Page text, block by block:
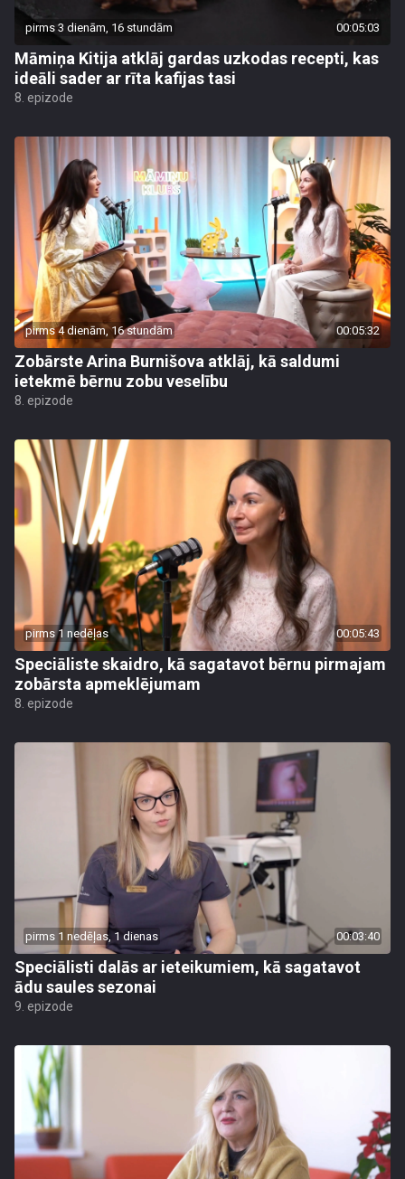
pirms 3 dienām, 16 stundām 00:05:03
Māmiņa Kitija atklāj gardas uzkodas recepti, kas
ideāli sader ar rīta kafijas tasi
8. epizode
pirms 4 dienām, 16 stundām 00:05:32
Zobārste Arina Burnišova atklāj, kā saldumi
ietekmē bērnu zobu veselību
8. epizode
pirms 1 nedēļas 00:05:43
Speciāliste skaidro, kā sagatavot bērnu pirmajam
zobārsta apmeklējumam
8. epizode
pirms 1 nedēļas, 1 dienas 00:03:40
Speciālisti dalās ar ieteikumiem, kā sagatavot
ādu saules sezonai
9. epizode